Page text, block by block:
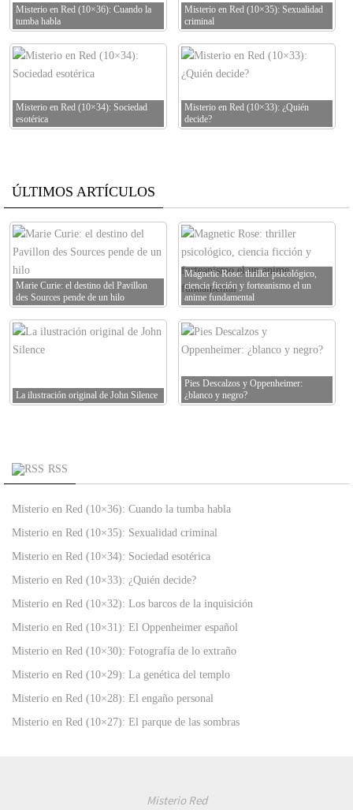
Misterio en Red (10×36): Cuando la
tumba habla
Misterio en Red (10×35): Sexualidad
criminal
Misterio en Red (10×34): Sociedad
esotérica
Misterio en Red (10×33): ¿Quién
decide?
ÚLTIMOS ARTÍCULOS
Marie Curie: el destino del Pavillon
des Sources pende de un hilo
Magnetic Rose: thriller psicológico,
ciencia ficción y forteanismo el un
anime fundamental
La ilustración original de John Silence
Pies Descalzos y Oppenheimer:
¿blanco y negro?
RSS
Misterio en Red (10×36): Cuando la tumba habla
Misterio en Red (10×35): Sexualidad criminal
Misterio en Red (10×34): Sociedad esotérica
Misterio en Red (10×33): ¿Quién decide?
Misterio en Red (10×32): Los barcos de la inquisición
Misterio en Red (10×31): El Oppenheimer español
Misterio en Red (10×30): Fotografía de lo extraño
Misterio en Red (10×29): La genética del templo
Misterio en Red (10×28): El engaño personal
Misterio en Red (10×27): El parque de las sombras
Misterio Red